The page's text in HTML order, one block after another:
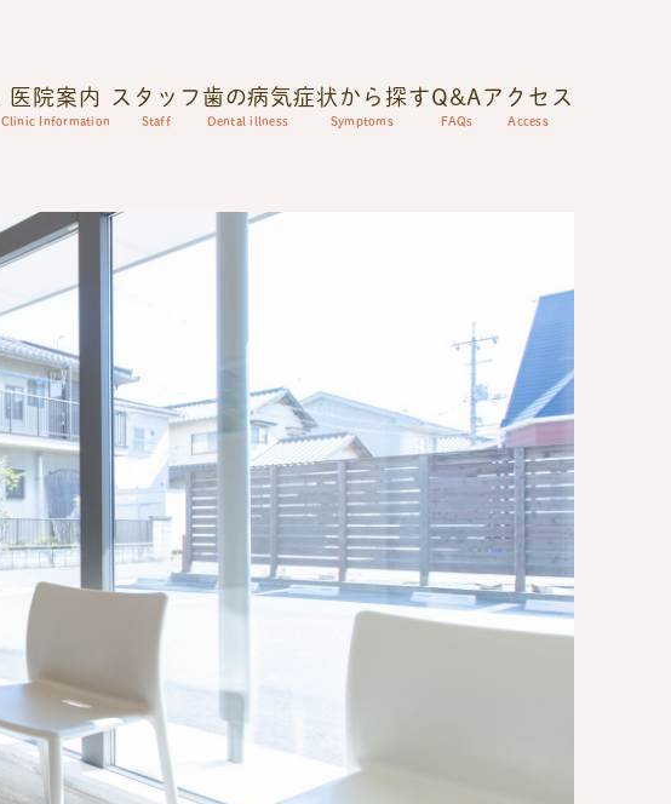
医院案内
Clinic Information
スタッフ
Staff
歯の病気
Dental illness
症状から探す
Symptoms
Q&A
FAQs
アクセス
Access